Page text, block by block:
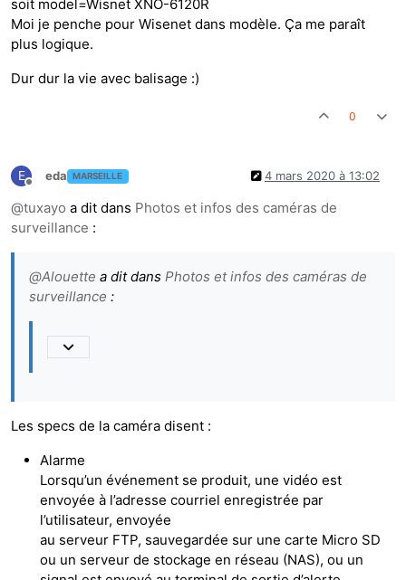
soit model=Wisnet XNO-6120R
Moi je penche pour Wisenet dans modèle. Ça me paraît
plus logique.
Dur dur la vie avec balisage :)
0
E
Hors-ligne
eda MARSEILLE 4 mars 2020 à 13:02
@tuxayo a dit dans Photos et infos des caméras de
surveillance :
@Alouette a dit dans Photos et infos des caméras de
surveillance :
Les specs de la caméra disent :
Alarme
Lorsqu’un événement se produit, une vidéo est
envoyée à l’adresse courriel enregistrée par
l’utilisateur, envoyée
au serveur FTP, sauvegardée sur une carte Micro SD
ou un serveur de stockage en réseau (NAS), ou un